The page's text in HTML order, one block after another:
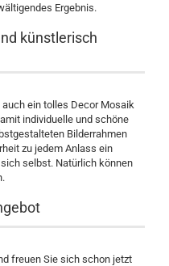
Ergebnis.
künstlerisch
ein tolles Decor Mosaik
individuelle und schöne
Bilderrahmen
zu jedem Anlass ein
selbst. Natürlich können
freuen Sie sich schon jetzt